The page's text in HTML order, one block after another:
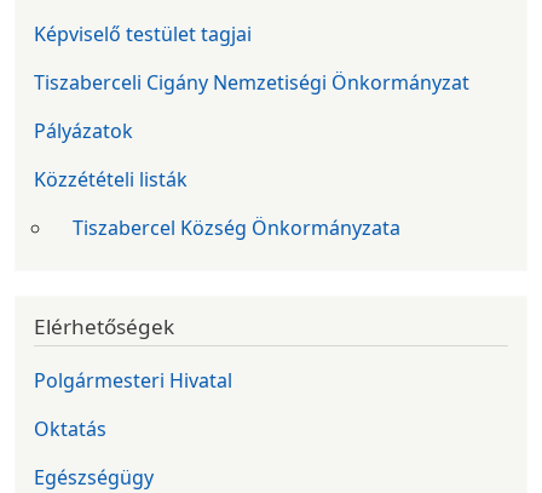
Képviselő testület tagjai
Tiszaberceli Cigány Nemzetiségi Önkormányzat
Pályázatok
Közzétételi listák
Tiszabercel Község Önkormányzata
Elérhetőségek
Polgármesteri Hivatal
Oktatás
Egészségügy